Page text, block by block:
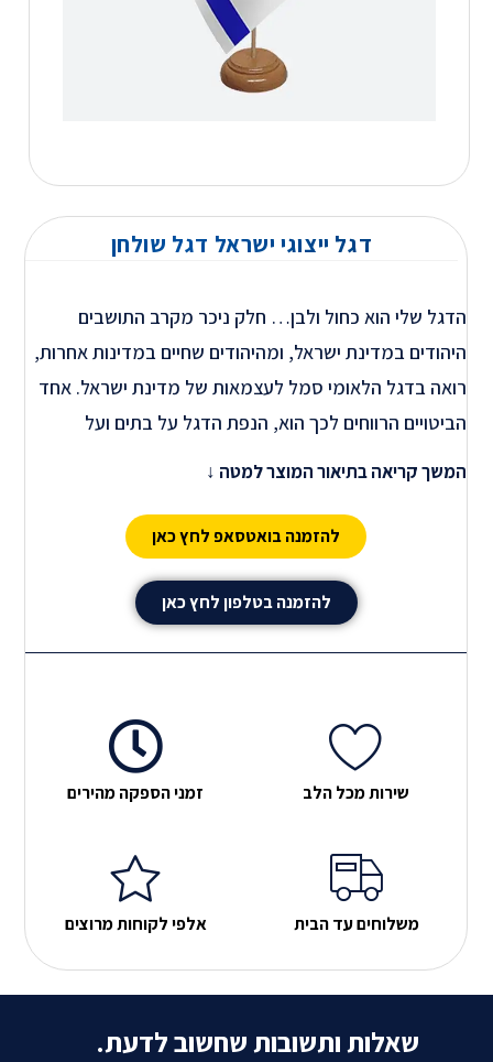
דגל ייצוגי ישראל דגל שולחן
הדגל שלי הוא כחול ולבן… חלק ניכר מקרב התושבים
היהודים במדינת ישראל, ומהיהודים שחיים במדינות אחרות,
רואה בדגל הלאומי סמל לעצמאות של מדינת ישראל. אחד
הביטויים הרווחים לכך הוא, הנפת הדגל על בתים ועל
הדגל בגאווה על הרכבחשוב לדעת ישראלי אמיתי שם על
הרכב דגלי ישראל
המשך קריאה בתיאור המוצר למטה ↓
להזמנה בואטסאפ לחץ כאן
להזמנה בטלפון לחץ כאן
שירות מכל הלב זמני הספקה מהירים
משלוחים עד הבית אלפי לקוחות מרוצים
שאלות ותשובות שחשוב לדעת.